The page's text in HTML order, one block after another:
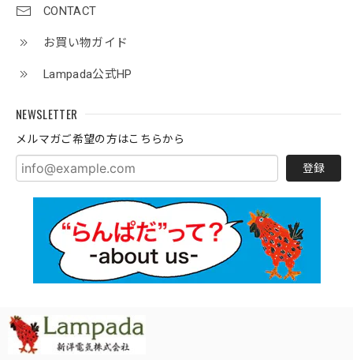
CONTACT
お買い物ガイド
Lampada公式HP
NEWSLETTER
メルマガご希望の方はこちらから
登録